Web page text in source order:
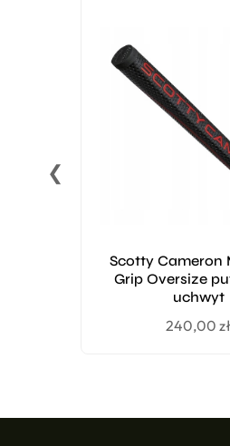
❮
Scotty Cameron
Grip Oversize
uchwyt
240,00 zł